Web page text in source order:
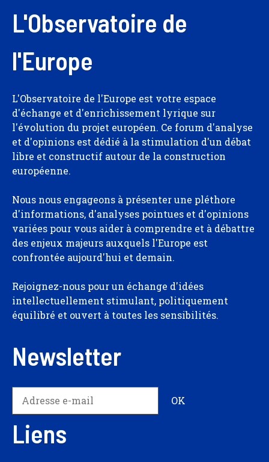
L'Observatoire de
l'Europe
L'Observatoire de l'Europe est votre espace
d'échange et d'enrichissement lyrique sur
l'évolution du projet européen. Ce forum d'analyse
et d'opinions est dédié à la stimulation d'un débat
libre et constructif autour de la construction
européenne.
Nous nous engageons à présenter une pléthore
d'informations, d'analyses pointues et d'opinions
variées pour vous aider à comprendre et à débattre
des enjeux majeurs auxquels l'Europe est
confrontée aujourd'hui et demain.
Rejoignez-nous pour un échange d'idées
intellectuellement stimulant, politiquement
équilibré et ouvert à toutes les sensibilités.
Newsletter
Liens